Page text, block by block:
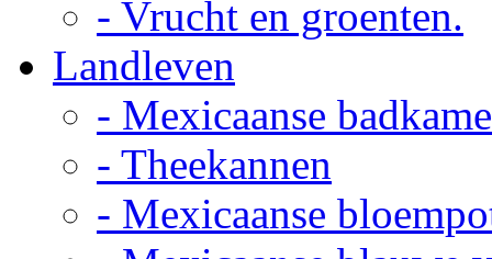
- Vrucht en groenten.
Landleven
- Mexicaanse
- Theekannen
- Mexicaanse